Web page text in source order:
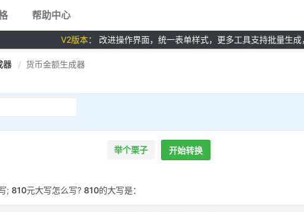
帮助中心
V2版本： 改进操作界面，统一表单样式，更多工具支持批量生成
器 货币金额生成器
举个栗子 开始转换
; 810元大写怎么写? 810的大写是：